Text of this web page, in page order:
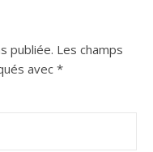
publiée. Les champs
avec *